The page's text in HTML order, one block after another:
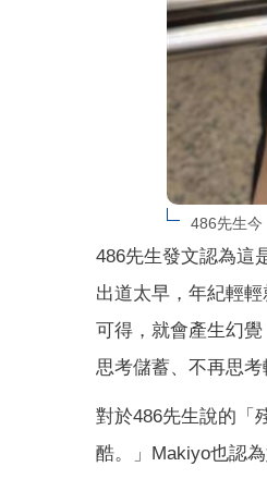
486先生今
486先生發文認為這
出道太早，年紀輕
可得，就會產生幻
思考儲蓄、不再思考
對於486先生說的「
酷。」Makiyo也認